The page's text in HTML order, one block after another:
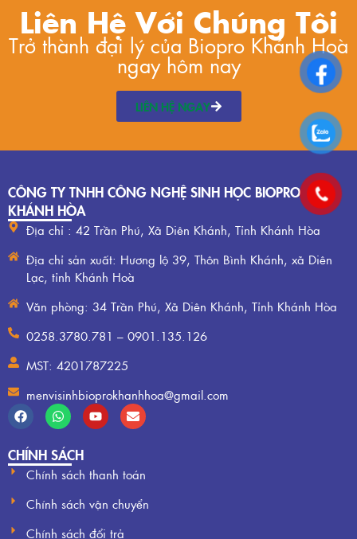
Liên Hệ Với Chúng Tôi
Trở thành đại lý của Biopro Khánh Hoà
ngay hôm nay
LIÊN HỆ NGAY
CÔNG TY TNHH CÔNG NGHỆ SINH HỌC BIOPRO
KHÁNH HÒA
Địa chỉ : 42 Trần Phú, Xã Diên Khánh, Tỉnh Khánh Hòa
Địa chỉ sản xuất: Hương lộ 39, Thôn Bình Khánh, xã Diên
Lạc, tỉnh Khánh Hoà
Văn phòng: 34 Trần Phú, Xã Diên Khánh, Tỉnh Khánh Hòa
0258.3780.781 – 0901.135.126
MST: 4201787225
menvisinhbioprokhanhhoa@gmail.com
CHÍNH SÁCH
Chính sách thanh toán
Chính sách vận chuyển
Chính sách đổi trả